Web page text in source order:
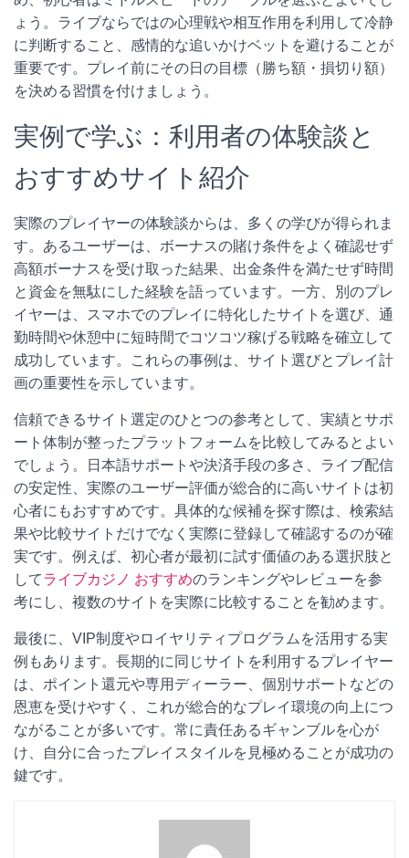
ょう。ライブならではの心理戦や相互作用を利用して冷静
に判断すること、感情的な追いかけベットを避けることが
重要です。プレイ前にその日の目標（勝ち額・損切り額）
を決める習慣を付けましょう。
実例で学ぶ：利用者の体験談と
おすすめサイト紹介
実際のプレイヤーの体験談からは、多くの学びが得られま
す。あるユーザーは、ボーナスの賭け条件をよく確認せず
高額ボーナスを受け取った結果、出金条件を満たせず時間
と資金を無駄にした経験を語っています。一方、別のプレ
イヤーは、スマホでのプレイに特化したサイトを選び、通
勤時間や休憩中に短時間でコツコツ稼げる戦略を確立して
成功しています。これらの事例は、サイト選びとプレイ計
画の重要性を示しています。
信頼できるサイト選定のひとつの参考として、実績とサポ
ート体制が整ったプラットフォームを比較してみるとよい
でしょう。日本語サポートや決済手段の多さ、ライブ配信
の安定性、実際のユーザー評価が総合的に高いサイトは初
心者にもおすすめです。具体的な候補を探す際は、検索結
果や比較サイトだけでなく実際に登録して確認するのが確
実です。例えば、初心者が最初に試す価値のある選択肢と
してライブカジノ おすすめのランキングやレビューを参
考にし、複数のサイトを実際に比較することを勧めます。
最後に、VIP制度やロイヤリティプログラムを活用する実
例もあります。長期的に同じサイトを利用するプレイヤー
は、ポイント還元や専用ディーラー、個別サポートなどの
恩恵を受けやすく、これが総合的なプレイ環境の向上につ
ながることが多いです。常に責任あるギャンブルを心が
け、自分に合ったプレイスタイルを見極めることが成功の
鍵です。